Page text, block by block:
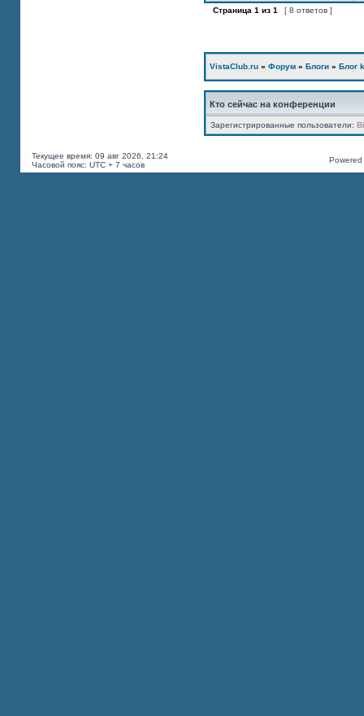
Страница 1 из 1 [ 8 ответов ]
VistaClub.ru » Форум » Блоги » Блог
Кто сейчас на конференции
Зарегистрированные пользователи:
Текущее время: 09 авг 2026, 21:24
Часовой пояс: UTC + 7 часов